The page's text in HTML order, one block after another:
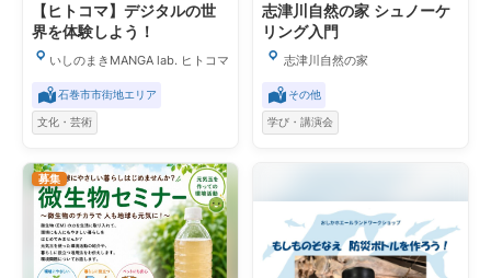
【ヒトコマ】デジタルの世
界を体験しよう！
いしのまきMANGA lab. ヒトコマ
石巻市市街地エリア
文化・芸術
志津川自然の家 シュノーケ
リング入門
志津川自然の家
その他
学び・講演会
募集